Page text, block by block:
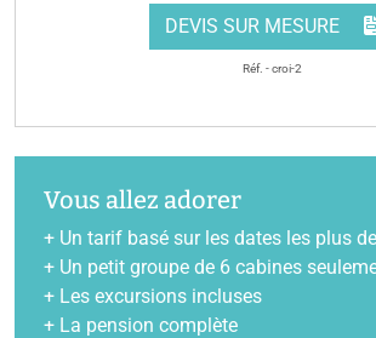
DEVIS SUR MESURE
Réf. - croi-2
Vous allez adorer
+ Un tarif basé sur les dates les plus
+ Un petit groupe de 6 cabines
+ Les excursions incluses
+ La pension complète